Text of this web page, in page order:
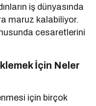
iş dünyasında
maruz kalabiliyor.
cesaretlerini
İçin Neler
için birçok